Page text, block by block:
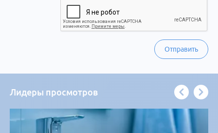
Отправить
Лидеры просмотров